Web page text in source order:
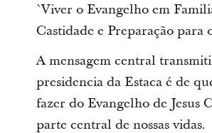
`Viver o Evangelho em
Castidade e Preparação para
A mensagem central
presidencia da Estaca é de
fazer do Evangelho de Jesus
parte central de nossas vidas.